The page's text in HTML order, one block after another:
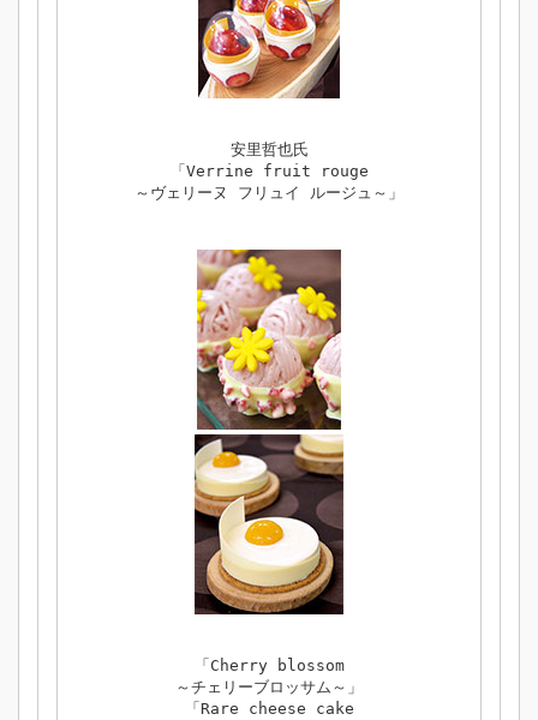
安里哲也氏
「Verrine fruit rouge
～ヴェリーヌ フリュイ ルージュ～」
「Cherry blossom
～チェリーブロッサム～」
「Rare cheese cake